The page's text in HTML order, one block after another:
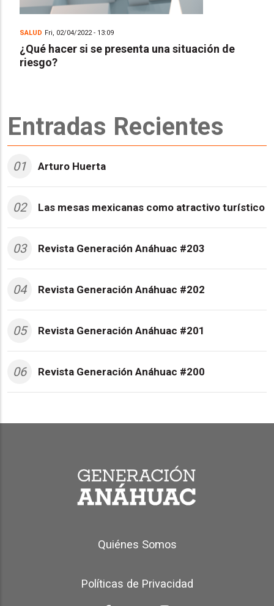
SALUD Fri, 02/04/2022 - 13:09
¿Qué hacer si se presenta una situación de
riesgo?
Entradas Recientes
01 Arturo Huerta
02 Las mesas mexicanas como atractivo turístico
03 Revista Generación Anáhuac #203
04 Revista Generación Anáhuac #202
05 Revista Generación Anáhuac #201
06 Revista Generación Anáhuac #200
Quiénes Somos
Políticas de Privacidad